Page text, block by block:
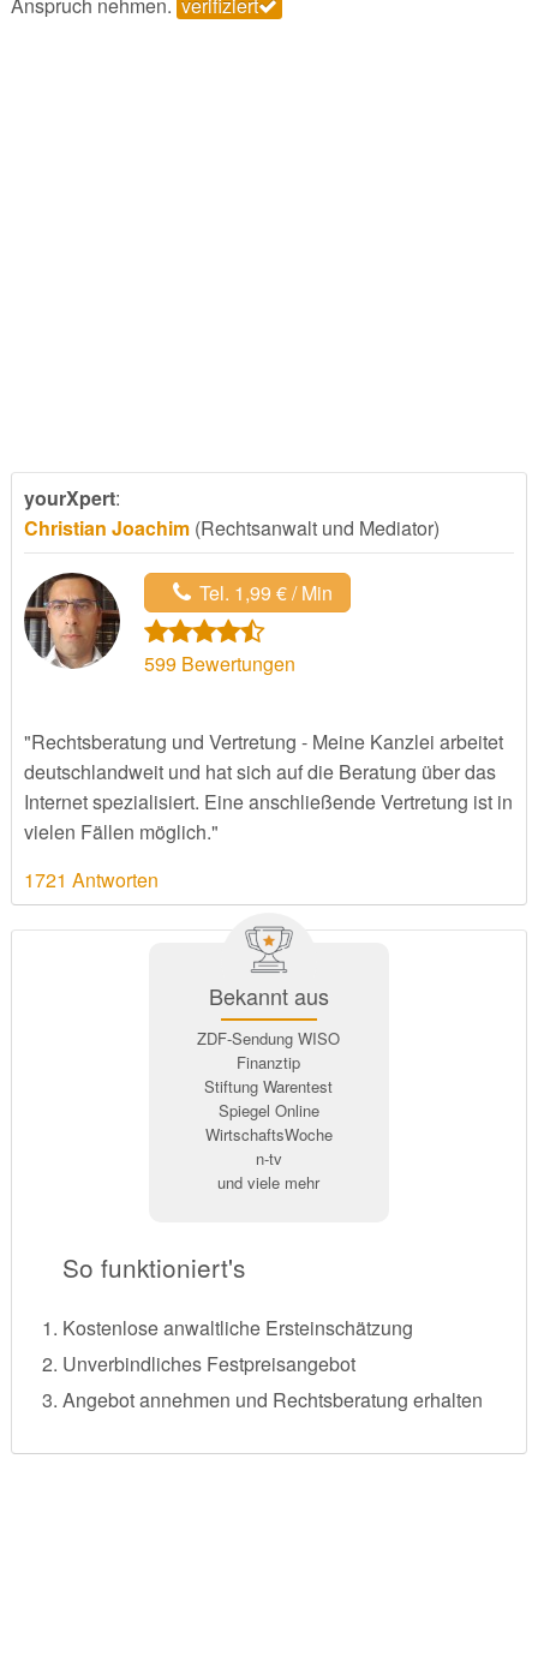
Anspruch nehmen. verifiziert
yourXpert:
Christian Joachim(Rechtsanwalt und Mediator)
Tel. 1,99 € / Min
599Bewertungen
"Rechtsberatung und Vertretung - Meine Kanzlei arbeitet
deutschlandweit und hat sich auf die Beratung über das
Internet spezialisiert. Eine anschließende Vertretung ist in
vielen Fällen möglich."
1721 Antworten
Bekannt aus
ZDF-Sendung WISO
Finanztip
Stiftung Warentest
Spiegel Online
WirtschaftsWoche
n-tv
und viele mehr
So funktioniert's
Kostenlose anwaltliche Ersteinschätzung
Unverbindliches Festpreisangebot
Angebot annehmen und Rechtsberatung erhalten